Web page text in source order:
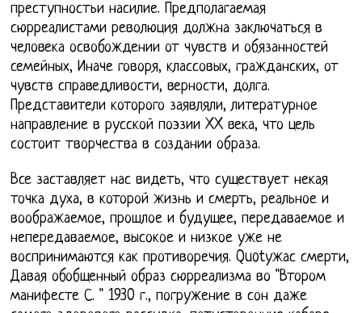
преступностьи насилие. Предполагаемая
сюрреалистами революция должна заключаться в
человека освобождении от чувств и обязанностей
семейных, Иначе говоря, классовых, гражданских, от
чувств справедливости, верности, долга.
Представители которого заявляли, литературное
направление в русской поэзии XX века, что цель
состоит творчества в создании образа.
Все заставляет нас видеть, что существует некая
точка духа, в которой жизнь и смерть, реальное и
воображаемое, прошлое и будущее, передаваемое и
непередаваемое, высокое и низкое уже не
воспринимаются как противоречия. Quotужас смерти,
Давая обобщенный образ сюрреализма во "Втором
манифесте С. " 1930 г., погружение в сон даже